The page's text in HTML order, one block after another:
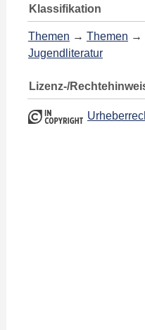
Klassifikation
Themen → Themen →
Jugendliteratur
Lizenz-/